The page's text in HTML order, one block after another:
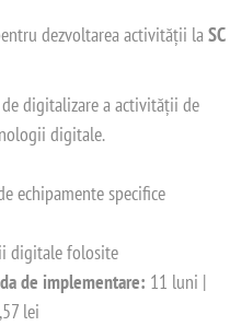
dezvoltarea activității laSC
digitalizare a activității de
digitale.
echipamente specifice
digitale folosite
de implementare: 11 luni |
lei